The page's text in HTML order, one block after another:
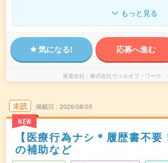
もっと見る
気になる! 応募へ進む
派遣会社 株式会社ウィルオブ・ワーク
未読
NEW
掲載日 2026/08/05
【医療行為ナシ＊履歴書不
の補助など